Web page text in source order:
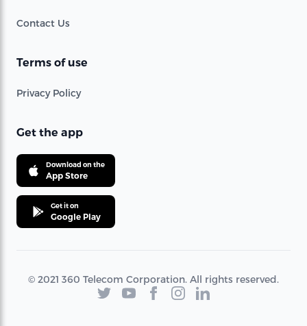
Contact Us
Terms of use
Privacy Policy
Get the app
Download on the
App Store
Get it on
Google Play
© 2021 360 Telecom Corporation. All rights reserved.